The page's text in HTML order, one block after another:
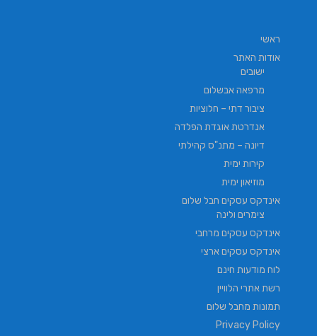
ראשי
אודות האתר
ישובים
מרפאה אבשלום
ציבור דתי – חלוציות
אנדרטת אוגדת הפלדה
דיונה – מתנ"ס קהילתי
קירות ימית
מוזיאון ימית
אינדקס עסקים חבל שלום
צימרים ולינה
אינדקס עסקים מרחבי
אינדקס עסקים ארצי
לוח מודעות חינם
רשת אתרי הלוויין
תמונות מחבל שלום
Privacy Policy